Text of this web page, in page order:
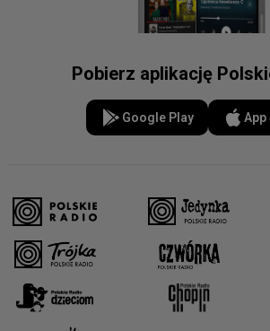
Pobierz aplikację
Google Play App